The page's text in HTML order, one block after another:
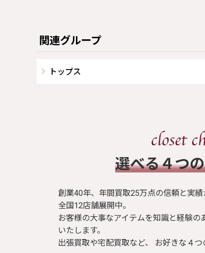
関連グループ
トップス
選べる４つ
創業40年、年間買取25万点の信頼と実
全国12店舗展開中。
お客様の大事なアイテムを知識と経験
いたします。
出張買取や宅配買取など、 お好きな４つ